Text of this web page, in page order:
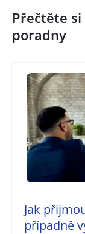
Přečtěte
poradny
Jak
případně